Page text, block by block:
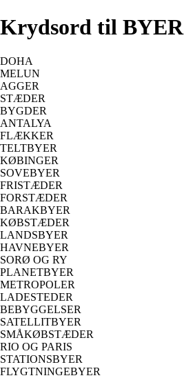
Krydsord til BYER
DOHA
MELUN
AGGER
STÆDER
BYGDER
ANTALYA
FLÆKKER
TELTBYER
KØBINGER
SOVEBYER
FRISTÆDER
FORSTÆDER
BARAKBYER
KØBSTÆDER
LANDSBYER
HAVNEBYER
SORØ OG RY
PLANETBYER
METROPOLER
LADESTEDER
BEBYGGELSER
SATELLITBYER
SMÅKØBSTÆDER
RIO OG PARIS
STATIONSBYER
FLYGTNINGEBYER